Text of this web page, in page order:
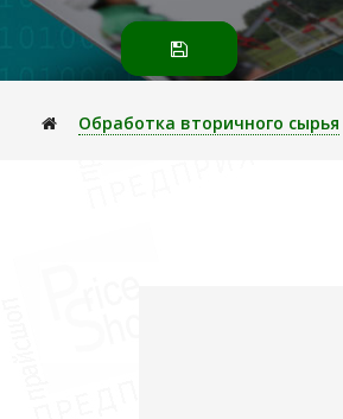
Обработка вторичного сырья